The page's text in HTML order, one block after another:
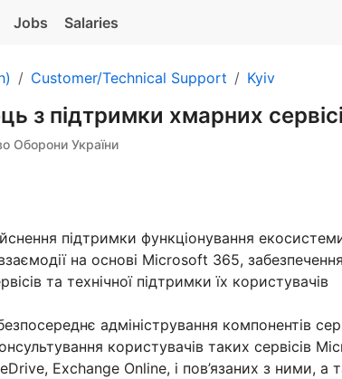
Jobs Salaries
Customer/Technical Support Kyiv
з підтримки хмарних
Оборони України
підтримки функціонування
на основі Microsoft 365, забезпечення
та технічної підтримки їх користувачів
адміністрування компонентів
користувачів таких сервісів
Exchange Online, і пов’язаних з ними, а